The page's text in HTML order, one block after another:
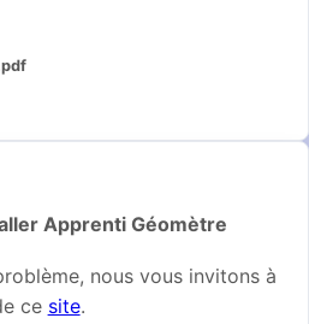
Apprenti Géomètre
nous vous invitons à
ce site.